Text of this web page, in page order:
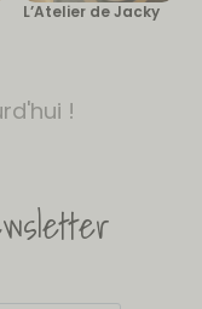
L’Atelier de Jacky
!